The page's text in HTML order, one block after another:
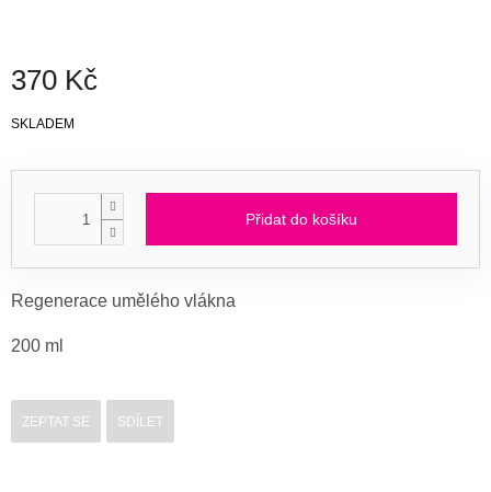
370 Kč
Měrná
SKLADEM
Přidat do košíku
Regenerace umělého vlákna
200 ml
ZEPTAT SE SDÍLET